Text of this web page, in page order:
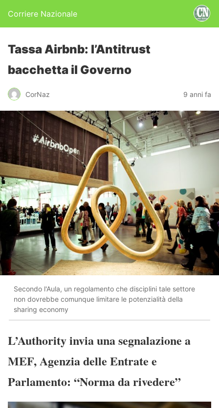
Corriere Nazionale
Tassa Airbnb: l’Antitrust
bacchetta il Governo
CorNaz 9 anni fa
Secondo l'Aula, un regolamento che disciplini tale settore
non dovrebbe comunque limitare le potenzialità della
sharing economy
L’Authority invia una segnalazione a
MEF, Agenzia delle Entrate e
Parlamento: “Norma da rivedere”